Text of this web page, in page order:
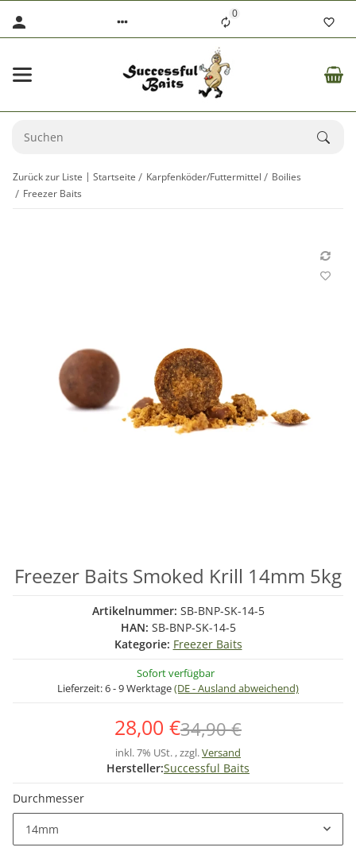
0
Zurück zur Liste Startseite Karpfenköder/Futtermittel
Boilies
Freezer Baits
Freezer Baits Smoked Krill 14mm 5kg
Artikelnummer: SB-BNP-SK-14-5
HAN: SB-BNP-SK-14-5
Kategorie: Freezer Baits
Sofort verfügbar
Lieferzeit:6 - 9 Werktage(DE - Ausland abweichend)
28,00 €34,90 €
inkl. 7% USt. , zzgl.Versand
Hersteller:Successful Baits
Durchmesser
14mm